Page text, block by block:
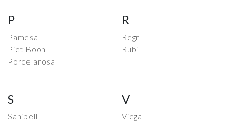
P
Pamesa
Piet Boon
Porcelanosa
R
Regn
Rubi
S
Sanibell
V
Viega